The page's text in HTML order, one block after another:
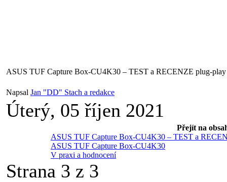
ASUS TUF Capture Box-CU4K30 – TEST a RECENZE plug-play
Napsal Jan "DD" Stach a redakce
Úterý, 05 říjen 2021
Přejít na
ASUS TUF Capture Box-CU4K30 – TEST a
ASUS TUF Capture Box-CU4K30
V praxi a hodnocení
Strana 3 z 3